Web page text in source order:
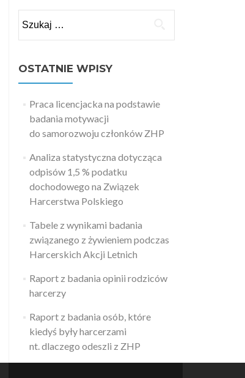
OSTATNIE WPISY
Praca licencjacka na podstawie
badania motywacji
do samorozwoju członków ZHP
Analiza statystyczna dotycząca
odpisów 1,5 % podatku
dochodowego na Związek
Harcerstwa Polskiego
Tabele z wynikami badania
związanego z żywieniem podczas
Harcerskich Akcji Letnich
Raport z badania opinii rodziców
harcerzy
Raport z badania osób, które
kiedyś były harcerzami
nt. dlaczego odeszli z ZHP